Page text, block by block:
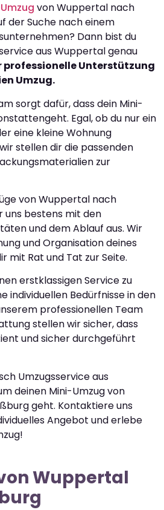
von Wuppertal nach
der Suche nach einem
Dann bist du
aus Wuppertal genau
professionelle Unterstützung
Umzug.
sorgt dafür, dass dein Mini-
Egal, ob du nur ein
eine kleine Wohnung
stellen dir die passenden
zur
von Wuppertal nach
uns bestens mit den
und dem Ablauf aus. Wir
und Organisation deines
mit Rat und Tat zur Seite.
erstklassigen Service zu
individuellen Bedürfnisse in den
professionellen Team
stellen wir sicher, dass
und sicher durchgeführt
Umzugsservice aus
deinen Mini-Umzug von
geht. Kontaktiere uns
Angebot und erlebe
Wuppertal